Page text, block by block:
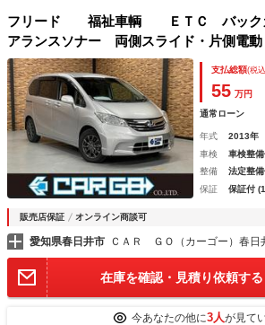
フリード 福祉車輌 ＥＴＣ バック
アランスソナー 両側スライド・片側
ウォークスルー ＣＶＴ アルミホイー
生 ＥＳＣ エアコン
支払総額(税
55 万円
通常ローン
年式 2013年
車検
車検整
整備
法定整
保証
保証付
販売店保証 オンライン商談可
愛知県春日井市
在庫を確認・見積り依頼する
今あなたの他に3人が見て